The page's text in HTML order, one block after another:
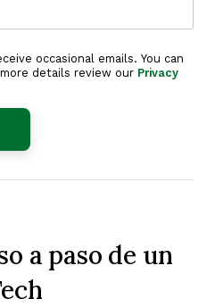
occasional emails. You can
details review our Privacy
a paso de un